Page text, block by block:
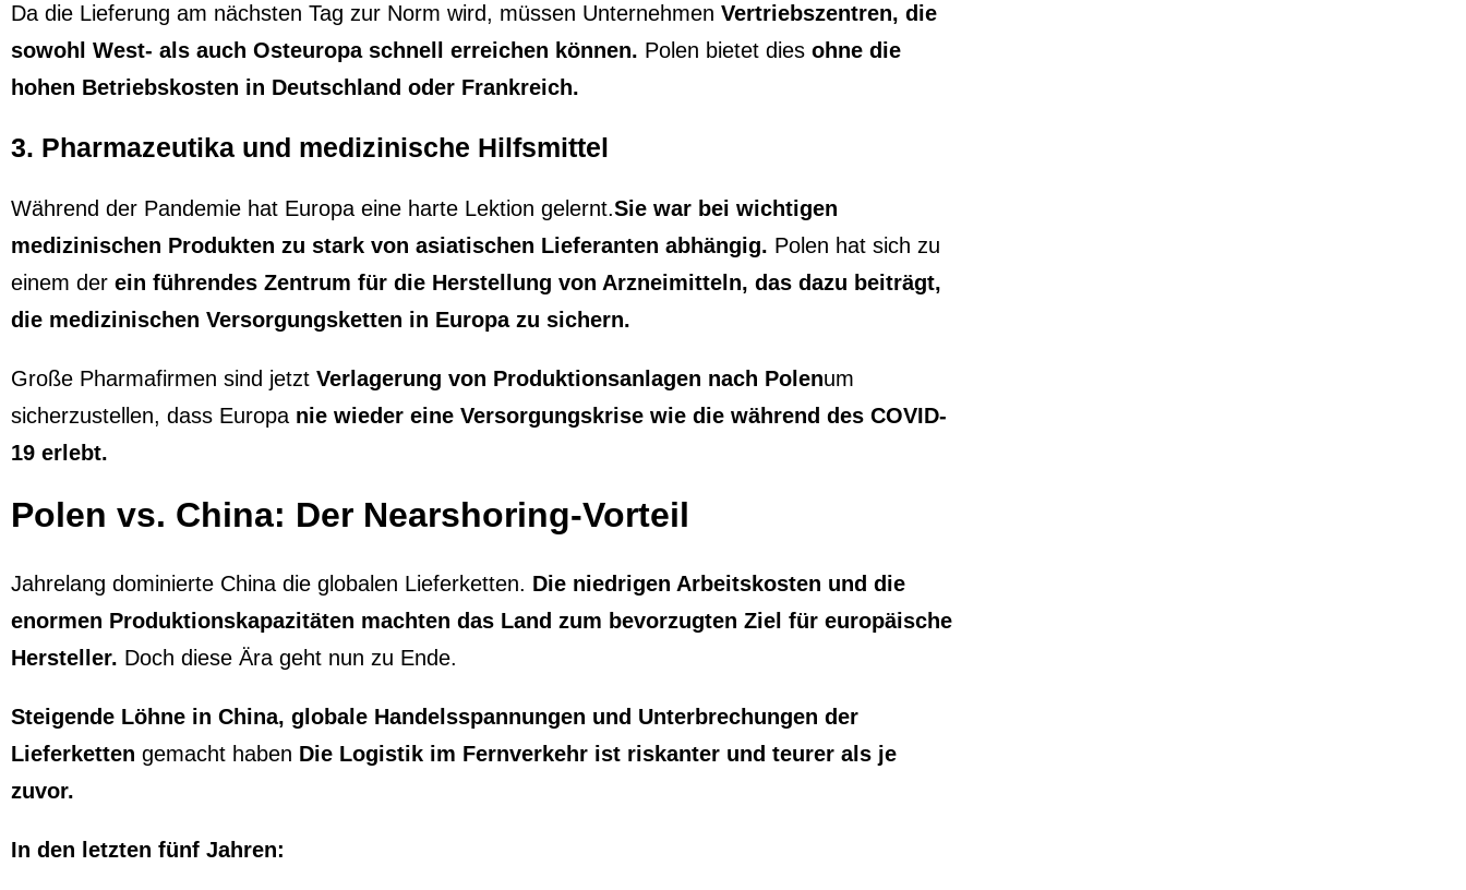
Da die Lieferung am nächsten Tag zur Norm wird, müssen Unternehmen Vertriebszentren, die
sowohl West- als auch Osteuropa schnell erreichen können. Polen bietet dies ohne die
hohen Betriebskosten in Deutschland oder Frankreich.
3. Pharmazeutika und medizinische Hilfsmittel
Während der Pandemie hat Europa eine harte Lektion gelernt.Sie war bei wichtigen
medizinischen Produkten zu stark von asiatischen Lieferanten abhängig. Polen hat sich zu
einem der ein führendes Zentrum für die Herstellung von Arzneimitteln, das dazu beiträgt,
die medizinischen Versorgungsketten in Europa zu sichern.
Große Pharmafirmen sind jetzt Verlagerung von Produktionsanlagen nach Polenum
sicherzustellen, dass Europa nie wieder eine Versorgungskrise wie die während des COVID-
19 erlebt.
Polen vs. China: Der Nearshoring-Vorteil
Jahrelang dominierte China die globalen Lieferketten. Die niedrigen Arbeitskosten und die
enormen Produktionskapazitäten machten das Land zum bevorzugten Ziel für europäische
Hersteller. Doch diese Ära geht nun zu Ende.
Steigende Löhne in China, globale Handelsspannungen und Unterbrechungen der
Lieferketten gemacht haben Die Logistik im Fernverkehr ist riskanter und teurer als je
zuvor.
In den letzten fünf Jahren: